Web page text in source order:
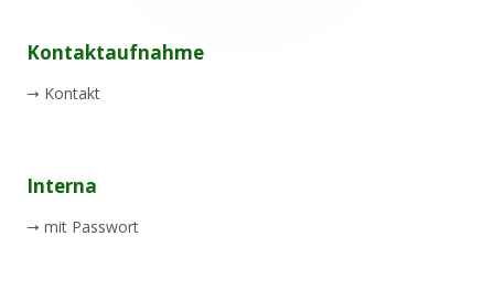
Kontaktaufnahme
→ Kontakt
Interna
→ mit Passwort